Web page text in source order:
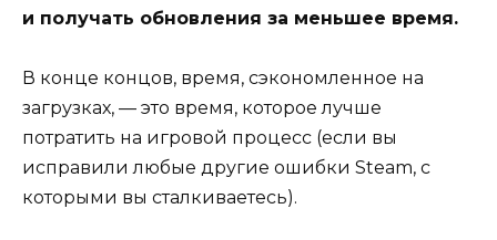
и получать обновления за меньшее время.
В конце концов, время, сэкономленное на
загрузках, — это время, которое лучше
потратить на игровой процесс (если вы
исправили любые другие ошибки Steam, с
которыми вы сталкиваетесь).